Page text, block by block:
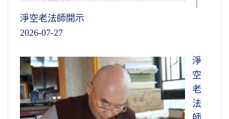
淨空老法師開示
2026-07-27
淨
空
老
法